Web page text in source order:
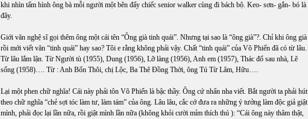
khi nhìn tấm hình ông bà mỗi người một bên đẩy chiếc senior walker cùng đi bách bộ. Keo- sơn- gắn- bó là
đây.
Giới văn nghệ sĩ gọi thêm ông một cái tên “Ông già tinh quái”. Nhưng tại sao là “ông già”?. Chỉ khi ông già
rồi mới viết văn “tinh quái” hay sao? Tôi e rằng không phải vậy. Chất “tinh quái” của Võ Phiến đã có từ lâu.
Từ lâu lắm lận. Từ Người tù (1955), Dung (1956), Lỡ làng (1956), Anh em (1957), Thác đổ sau nhà, Lẽ
sống (1958)…. Từ : Anh Bốn Thôi, chị Lộc, Ba Thê Đồng Thời, ông Tú Từ Lâm, Hữu….
Lại một phen chữ nghĩa! Cái này phải tôn Võ Phiến là bậc thầy. Ông cứ nhẩn nha viết. Bắt người ta phải hút
theo chữ nghĩa “chẻ sợi tóc làm tư, làm tám” của ông. Lâu lâu, cắc cớ đưa ra những ý tưởng làm độc giả giật
mình, phải đọc lại lần nữa, rồi giật mình lần nữa (không khỏi cười mỉm thích thú ): “Cái ông này thâm thật,